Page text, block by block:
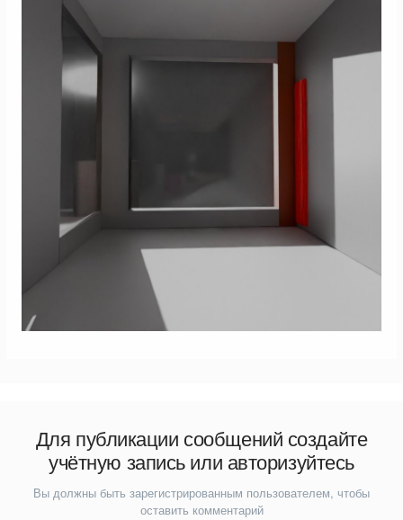
Для публикации сообщений создайте
учётную запись или авторизуйтесь
Вы должны быть зарегистрированным пользователем, чтобы
оставить комментарий